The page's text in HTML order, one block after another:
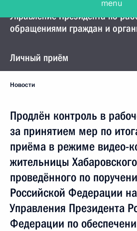
Управление Президента по
обращениями граждан и
Личный приём
Новости
Продлён контроль в
за принятием мер по
приёма в режиме видео-
жительницы
проведённого по
Российской Федерации
Управления Президента
Федерации по